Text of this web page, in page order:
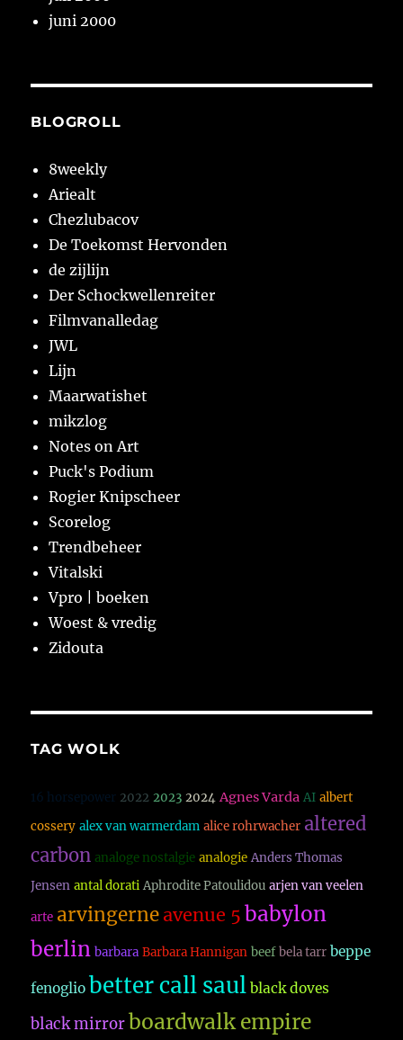
juni 2000
BLOGROLL
8weekly
Ariealt
Chezlubacov
De Toekomst Hervonden
de zijlijn
Der Schockwellenreiter
Filmvanalledag
JWL
Lijn
Maarwatishet
mikzlog
Notes on Art
Puck's Podium
Rogier Knipscheer
Scorelog
Trendbeheer
Vitalski
Vpro | boeken
Woest & vredig
Zidouta
TAG WOLK
16 horsepower 2022 2023 2024 Agnes Varda AI albert
cossery alex van warmerdam alice rohrwacher altered
carbon analoge nostalgie analogie Anders Thomas
Jensen antal dorati Aphrodite Patoulidou arjen van veelen
arte arvingerne avenue 5 babylon
berlin barbara Barbara Hannigan beef bela tarr beppe
fenoglio better call saul black doves
black mirror boardwalk empire